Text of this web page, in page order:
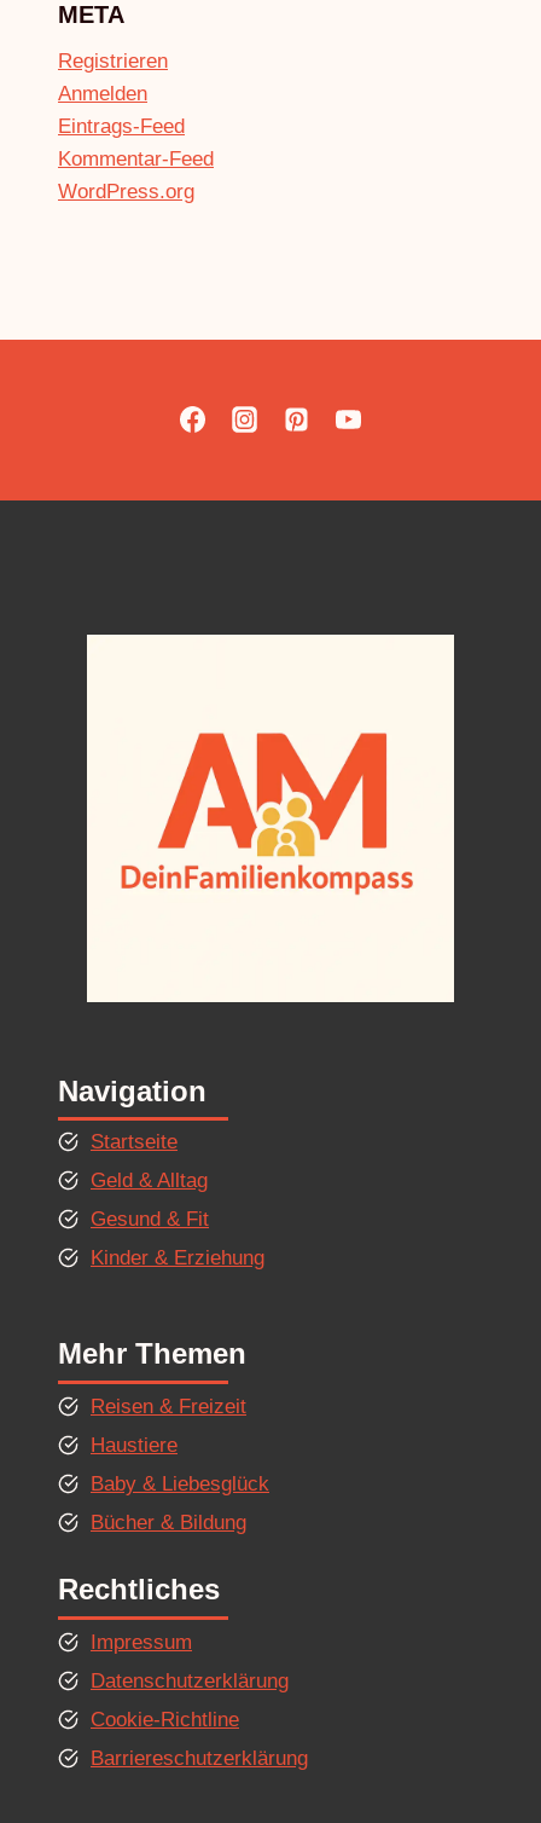
META
Registrieren
Anmelden
Eintrags-Feed
Kommentar-Feed
WordPress.org
Navigation
Startseite
Geld & Alltag
Gesund & Fit
Kinder & Erziehung
Mehr Themen
Reisen & Freizeit
Haustiere
Baby & Liebesglück
Bücher & Bildung
Rechtliches
Impressum
Datenschutzerklärung
Cookie-Richtline
Barriereschutzerklärung